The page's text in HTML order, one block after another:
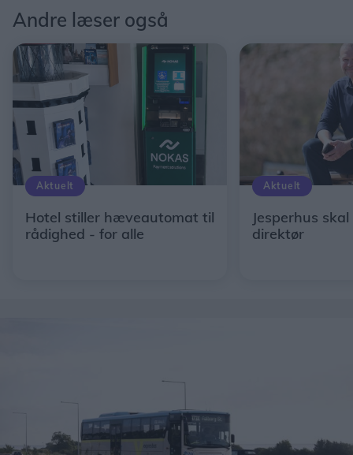
Andre læser også
Aktuelt
Hotel stiller hæveautomat til
rådighed - for alle
Aktuelt
Jesperhus
direktør